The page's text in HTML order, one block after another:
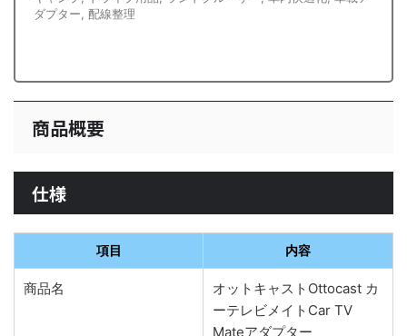
ダプター 配線整理
商品概要
仕様
項目 内容
商品名
オットキャストOttocast カ
ーテレビメイトCar TV
Mateアダプター